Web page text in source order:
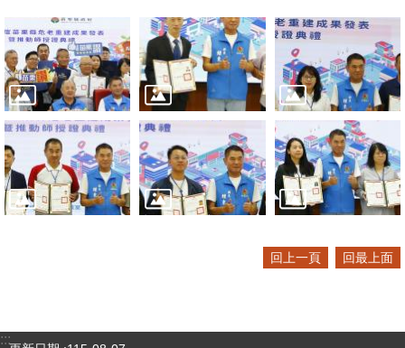
回上一頁 回最上面
:::